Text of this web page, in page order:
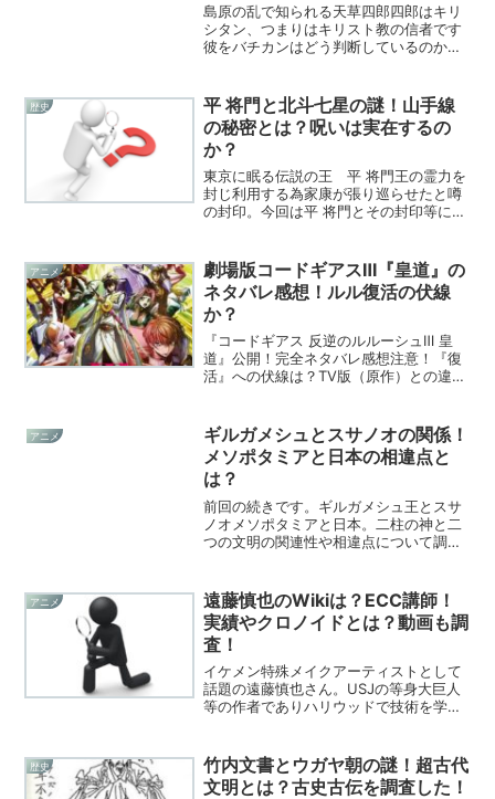
島原の乱で知られる天草四郎四郎はキリ
シタン、つまりはキリスト教の信者です
彼をバチカンはどう判断しているのか？
歴史
平 将門と北斗七星の謎！山手線
の秘密とは？呪いは実在するの
か？
東京に眠る伝説の王 平 将門王の霊力を
封じ利用する為家康が張り巡らせたと噂
の封印。今回は平 将門とその封印等につ
アニメ
劇場版コードギアスⅢ『皇道』の
ネタバレ感想！ルル復活の伏線
か？
『コードギアス 反逆のルルーシュⅢ 皇
道』公開！完全ネタバレ感想注意！『復
活』への伏線は？TV版（原作）との違い
アニメ
ギルガメシュとスサノオの関係！
メソポタミアと日本の相違点と
は？
前回の続きです。ギルガメシュ王とスサ
ノオメソポタミアと日本。二柱の神と二
つの文明の関連性や相違点について調べ
アニメ
遠藤慎也のWikiは？ECC講師！
実績やクロノイドとは？動画も調
査！
イケメン特殊メイクアーティストとして
話題の遠藤慎也さん。USJの等身大巨人
等の作者でありハリウッドで技術を学ん
歴史
竹内文書とウガヤ朝の謎！超古代
文明とは？古史古伝を調査した！